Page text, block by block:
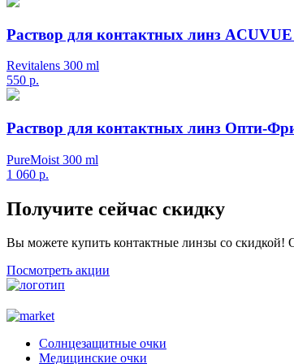
Раствор для контактных линз
Revitalens 300 ml
550 р.
Раствор для контактных линз Опти-
PureMoist 300 ml
1 060 р.
Получите сейчас скидку
Вы можете купить контактные линзы со скидкой!
Посмотреть акции
Солнцезащитные очки
Медицинские очки